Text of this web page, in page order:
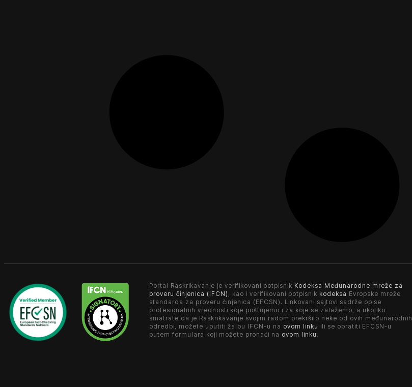
Portal Raskrikavanje je verifikovani potpisnik Kodeksa Međunarodne mreže za
proveru činjenica (IFCN) , kao i verifikovani potpisnik kodeksa Evropske mreže
standarda za proveru činjenica (EFCSN). Linkovani sajtovi sadrže opise
profesionalnih vrednosti koje poštujemo i za koje se zalažemo, a ukoliko
smatrate da je Raskrikavanje svojim radom prekršilo neke od ovih međunarodnih
odredbi, možete uputiti žalbu IFCN-u na ovom linku ili se obratiti EFCSN-u
putem formulara koji možete pronaći na ovom linku .